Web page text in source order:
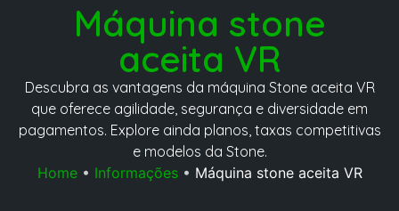
Máquina stone
aceita VR
Descubra as vantagens da máquina Stone aceita VR
que oferece agilidade, segurança e diversidade em
pagamentos. Explore ainda planos, taxas competitivas
e modelos da Stone.
Home• Informações• Máquina stone aceita VR